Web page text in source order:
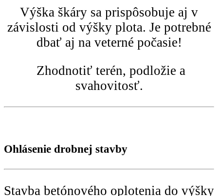
Výška škáry sa prispôsobuje aj v
závislosti od výšky plota. Je potrebné
dbať aj na veterné počasie!
Zhodnotiť terén, podložie a
svahovitosť.
Ohlásenie drobnej stavby
Stavba betónového oplotenia do výšky